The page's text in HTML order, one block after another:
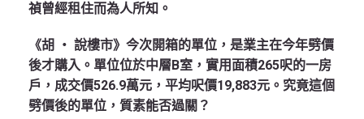
禎曾經租住而為人所知。
《胡 ‧ 說樓市》今次開箱的單位，是業主在今年劈價
後才購入。單位位於中層B室，實用面積265呎的一房
戶，成交價526.9萬元，平均呎價19,883元。究竟這個
劈價後的單位，質素能否過關？